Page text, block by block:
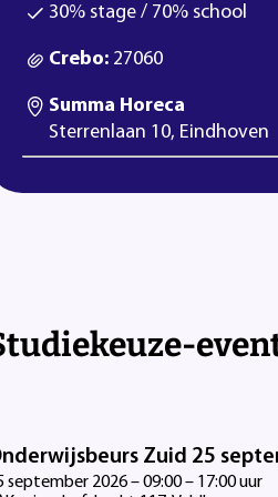
30% stage / 70% school
Crebo: 27060
Summa Horeca
Sterrenlaan 10, Eindhoven
Zuid 25
september 2026 – 09:00 – 17:00 uur